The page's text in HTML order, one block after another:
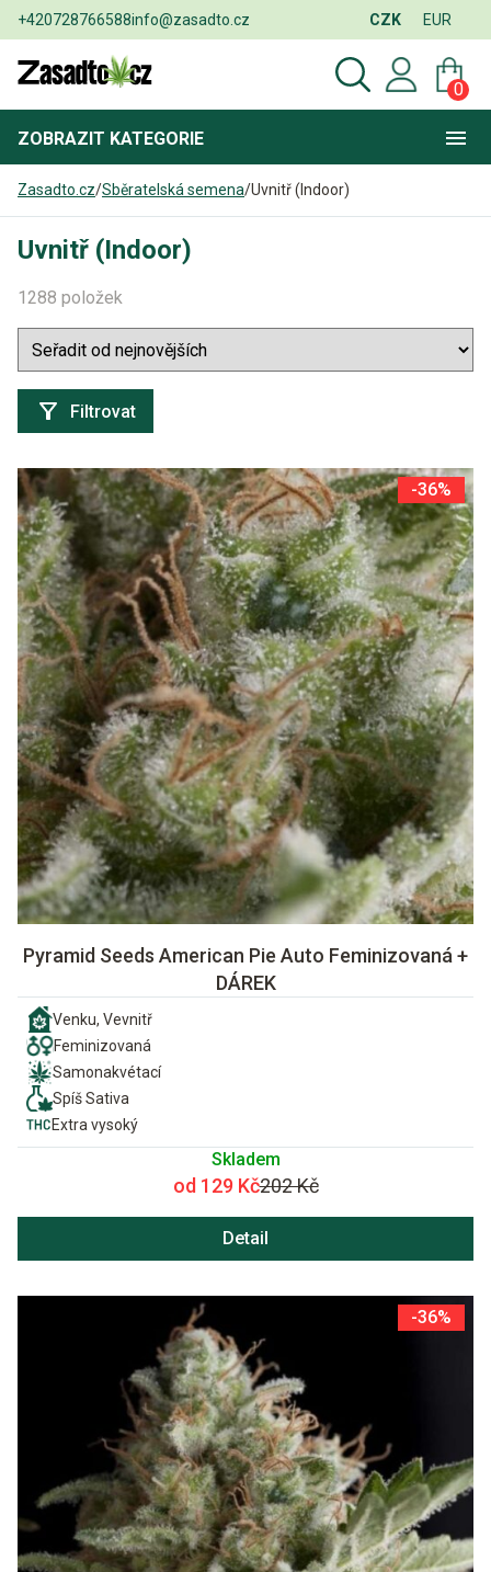
+420728766588info@zasadto.cz CZK EUR
0
ZOBRAZIT KATEGORIE
Zasadto.cz/Sběratelská semena/Uvnitř (Indoor)
Uvnitř (Indoor)
1288 položek
Filtrovat
-36%
Pyramid Seeds American Pie Auto Feminizovaná +
DÁREK
Venku, Vevnitř
Feminizovaná
Samonakvétací
Spíš Sativa
Extra vysoký
Skladem
od 129 Kč202 Kč
Detail
-36%